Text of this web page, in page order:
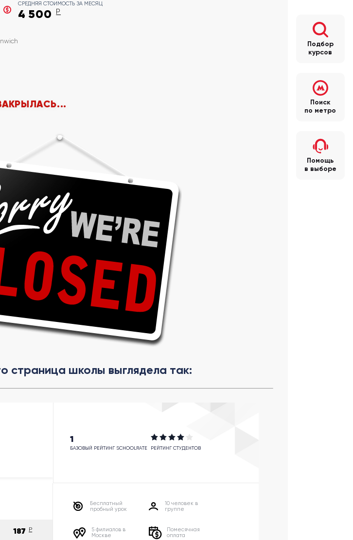
страница школы выглядела так:
1
БАЗОВЫЙ РЕЙТИНГ SCHOOLRATE РЕЙТИНГ СТУДЕНТОВ
187 P
Бесплатный
пробный урок
10 человек в
группе
5 филиалов в
Москве
Помесячная
оплата
СРЕДНЯЯ СТОИМОСТЬ ЗА МЕСЯЦ
4 500 Р
Подбор
курсов
Поиск
по метро
Помощь
в выборе